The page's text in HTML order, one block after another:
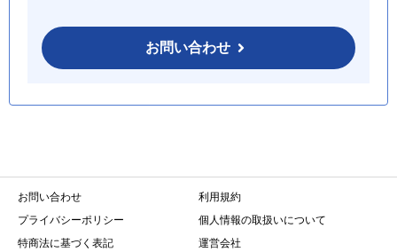
お問い合わせ
お問い合わせ
利用規約
プライバシーポリシー
個人情報の取扱いについて
特商法に基づく表記
運営会社